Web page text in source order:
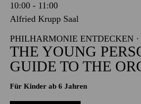
10:00 - 11:00
Alfried Krupp Saal
PHILHARMONIE ENTDECKEN
THE YOUNG
GUIDE TO THE
Für Kinder ab 6 Jahren